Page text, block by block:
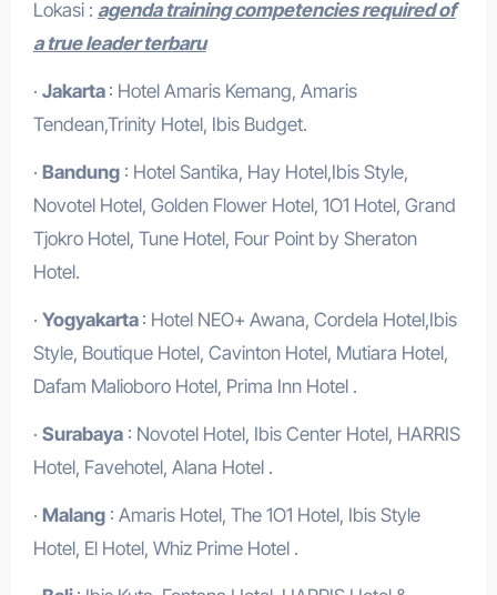
Lokasi : agenda training competencies required of
a true leader terbaru
· Jakarta : Hotel Amaris Kemang, Amaris
Tendean,Trinity Hotel, Ibis Budget.
· Bandung: Hotel Santika, Hay Hotel,Ibis Style,
Novotel Hotel, Golden Flower Hotel, 1O1 Hotel, Grand
Tjokro Hotel, Tune Hotel, Four Point by Sheraton
Hotel.
· Yogyakarta : Hotel NEO+ Awana, Cordela Hotel,Ibis
Style, Boutique Hotel, Cavinton Hotel, Mutiara Hotel,
Dafam Malioboro Hotel, Prima Inn Hotel .
· Surabaya: Novotel Hotel, Ibis Center Hotel, HARRIS
Hotel, Favehotel, Alana Hotel .
· Malang: Amaris Hotel, The 1O1 Hotel, Ibis Style
Hotel, El Hotel, Whiz Prime Hotel .